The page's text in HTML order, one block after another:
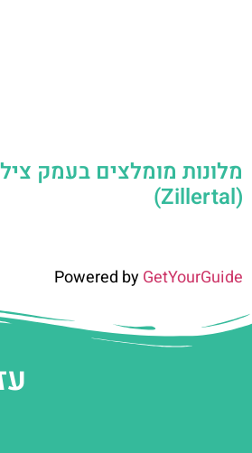
מלונות מומלצים בעמק
(Zillertal)
Powered byGetYourGuide